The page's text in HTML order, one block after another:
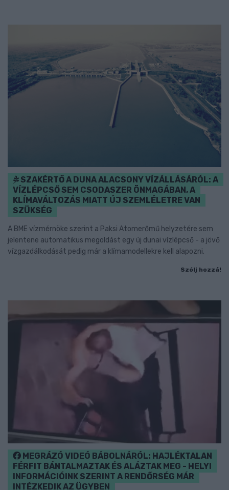
SZAKÉRTŐ A DUNA ALACSONY VÍZÁLLÁSÁRÓL: A
VÍZLÉPCSŐ SEM CSODASZER ÖNMAGÁBAN, A
KLÍMAVÁLTOZÁS MIATT ÚJ SZEMLÉLETRE VAN
SZÜKSÉG
A BME vízmérnöke szerint a Paksi Atomerőmű helyzetére sem
jelentene automatikus megoldást egy új dunai vízlépcső - a jövő
vízgazdálkodását pedig már a klímamodellekre kell alapozni.
Szólj hozzá!
MEGRÁZÓ VIDEÓ BÁBOLNÁRÓL: HAJLÉKTALAN
FÉRFIT BÁNTALMAZTAK ÉS ALÁZTAK MEG - HELYI
INFORMÁCIÓINK SZERINT A RENDŐRSÉG MÁR
INTÉZKEDIK AZ ÜGYBEN